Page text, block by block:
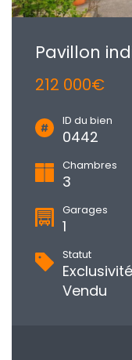
Pavillon
212 000€
ID du bien
0442
Chambres
3
Garages
1
Statut
Vendu